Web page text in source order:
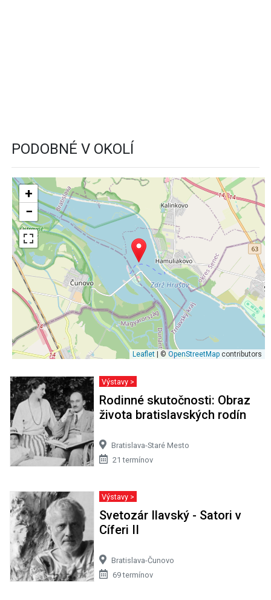
PODOBNÉ V OKOLÍ
+
−
Leaflet | © OpenStreetMap contributors
Výstavy >
Rodinné skutočnosti: Obraz
života bratislavských rodín
Bratislava-Staré Mesto
21 termínov
Výstavy >
Svetozár Ilavský - Satori v
Cíferi II
Bratislava-Čunovo
69 termínov